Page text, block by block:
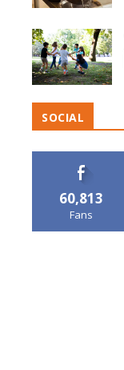
SOCIAL
60,813
Fans